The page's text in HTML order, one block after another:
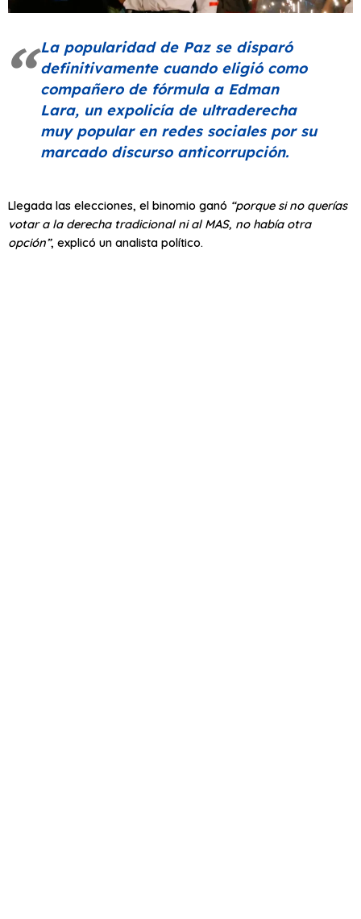
La popularidad de Paz se disparó
definitivamente cuando eligió como
compañero de fórmula a Edman
Lara, un expolicía de ultraderecha
muy popular en redes sociales por su
marcado discurso anticorrupción.
Llegada las elecciones, el binomio ganó “porque si no querías
votar a la derecha tradicional ni al MAS, no había otra
opción”, explicó un analista político.